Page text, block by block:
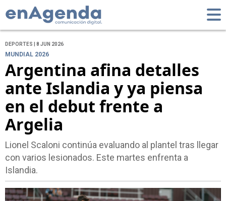
DEPORTES | 8 JUN 2026
MUNDIAL 2026
Argentina afina detalles
ante Islandia y ya piensa
en el debut frente a
Argelia
Lionel Scaloni continúa evaluando al plantel tras llegar
con varios lesionados. Este martes enfrenta a
Islandia.